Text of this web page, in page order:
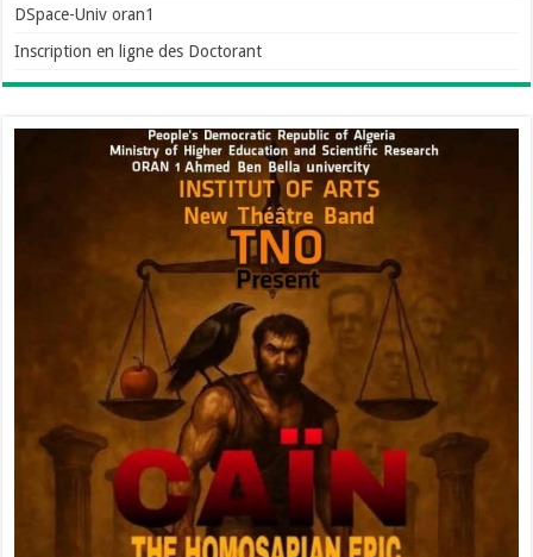
DSpace-Univ oran1
Inscription en ligne des Doctorant